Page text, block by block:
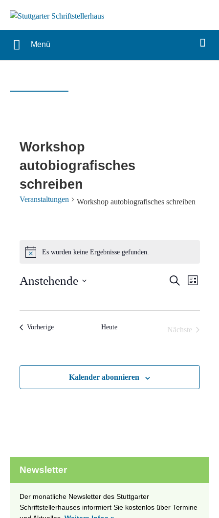
Menü
Workshop
autobiografisches
schreiben
Veranstaltungen Workshop autobiografisches schreiben
Veranstaltungen
Hinweis
Es wurden keine Ergebnisse gefunden.
SucheListe
Anstehende
wählen.
VorherigeVeranstaltungen Heute
Nächste
Kalender abonnieren
Newsletter
Der monatliche Newsletter des Stuttgarter
Schriftstellerhauses informiert Sie kostenlos über Termine